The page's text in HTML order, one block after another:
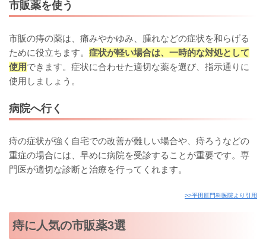
市販薬を使う
市販の痔の薬は、痛みやかゆみ、腫れなどの症状を和らげる
ために役立ちます。 症状が軽い場合は、一時的な対処として
使用できます。症状に合わせた適切な薬を選び、指示通りに
使用しましょう。
病院へ行く
痔の症状が強く自宅での改善が難しい場合や、痔ろうなどの
重症の場合には、早めに病院を受診することが重要です。専
門医が適切な診断と治療を行ってくれます。
>>平田肛門科医院より引用
痔に人気の市販薬3選